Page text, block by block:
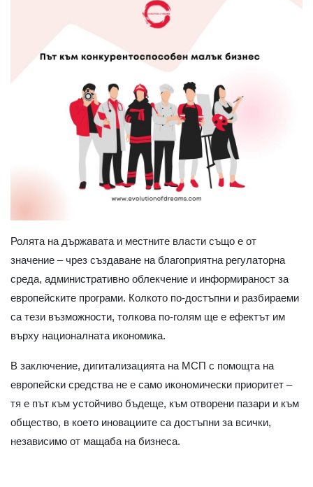
Ролята на държавата и местните власти също е от
значение – чрез създаване на благоприятна регулаторна
среда, административно облекчение и информираност за
европейските програми. Колкото по-достъпни и разбираеми
са тези възможности, толкова по-голям ще е ефектът им
върху националната икономика.
В заключение, дигитализацията на МСП с помощта на
европейски средства не е само икономически приоритет –
тя е път към устойчиво бъдеще, към отворени пазари и към
общество, в което иновациите са достъпни за всички,
независимо от мащаба на бизнеса.